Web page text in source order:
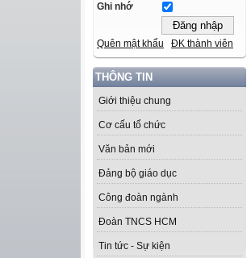
Ghi nhớ
Quên mật khẩu ĐK thành viên
THÔNG TIN
Giới thiệu chung
Cơ cấu tổ chức
Văn bản mới
Đảng bộ giáo dục
Công đoàn ngành
Đoàn TNCS HCM
Tin tức - Sự kiện